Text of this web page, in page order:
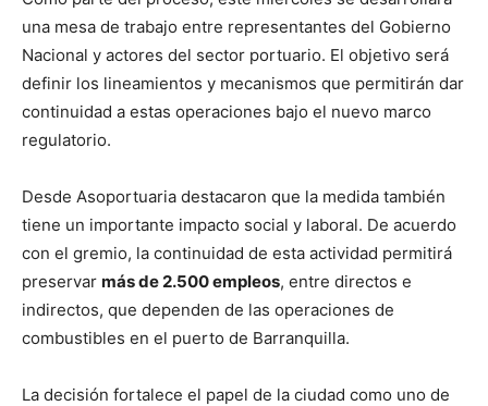
una mesa de trabajo entre representantes del Gobierno
Nacional y actores del sector portuario. El objetivo será
definir los lineamientos y mecanismos que permitirán dar
continuidad a estas operaciones bajo el nuevo marco
regulatorio.
Desde Asoportuaria destacaron que la medida también
tiene un importante impacto social y laboral. De acuerdo
con el gremio, la continuidad de esta actividad permitirá
preservar más de 2.500 empleos, entre directos e
indirectos, que dependen de las operaciones de
combustibles en el puerto de Barranquilla.
La decisión fortalece el papel de la ciudad como uno de